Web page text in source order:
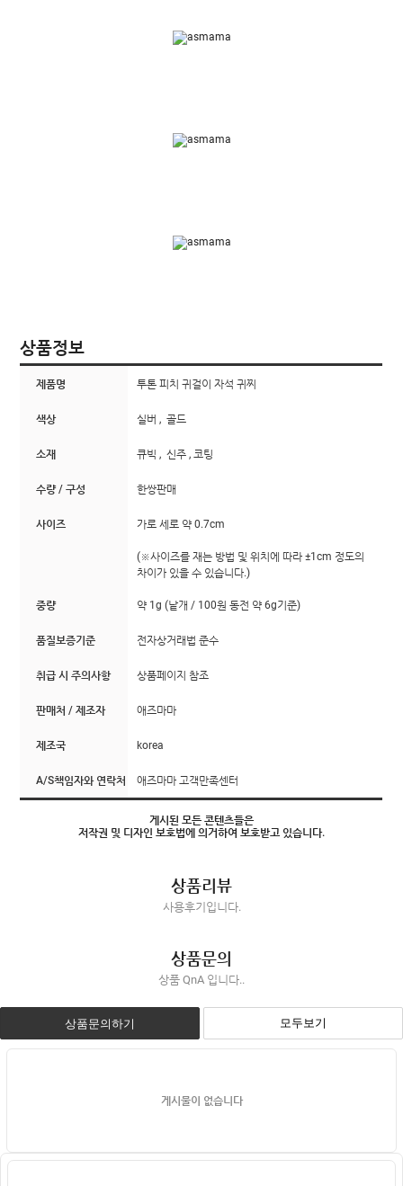
상품정보
제품명 투톤 피치 귀걸이 자석 귀찌
색상 실버 , 골드
소재 큐빅 , 신주 , 코팅
수량 / 구성 한쌍판매
사이즈 가로 세로 약 0.7cm
(※사이즈를 재는 방법 및 위치에 따라 ±1cm 정도의
차이가 있을 수 있습니다.)
중량 약 1g (낱개 / 100원 동전 약 6g기준)
품질보증기준 전자상거래법 준수
취급 시 주의사항 상품페이지 참조
판매처 / 제조자 애즈마마
제조국 korea
A/S책임자와 연락처 애즈마마 고객만족센터
게시된 모든 콘텐츠들은
저작권 및 디자인 보호법에 의거하여 보호받고 있습니다.
상품리뷰
사용후기입니다.
상품문의
상품 QnA 입니다..
상품문의하기 모두보기
게시물이 없습니다